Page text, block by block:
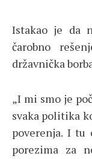
Istakao je da
čarobno
državnička
„I mi smo je
svaka politika
poverenja. I tu
porezima za